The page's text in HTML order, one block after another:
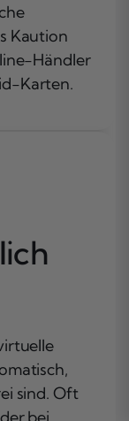
Kaution
Händler
Karten.
sind. Oft